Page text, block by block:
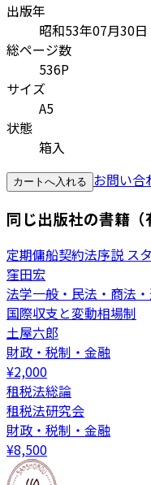
出版年
昭和53年07月30日
総ページ数
536P
サイズ
A5
状態
箱入
カートへ入れる お問い合
同じ出版社の書籍（
定期傭船契約法序説 ス
窪田宏
法学一般・民法・商法
国際収支と変動相場制
土屋六郎
財政・税制・金融
¥2,000
租税法総論
租税法研究会
財政・税制・金融
¥8,500